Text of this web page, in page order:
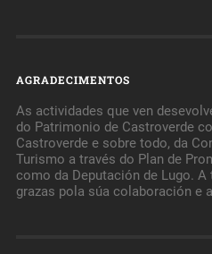
AGRADECIMENTOS
As actividades que ven
do Patrimonio de Castroverde
Castroverde e sobre todo, da
Turismo a través do Plan de
como da Deputación de Lugo.
grazas pola súa colaboración e